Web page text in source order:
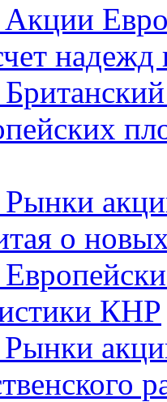
Акции
Рынки
о
КНР
Рынки